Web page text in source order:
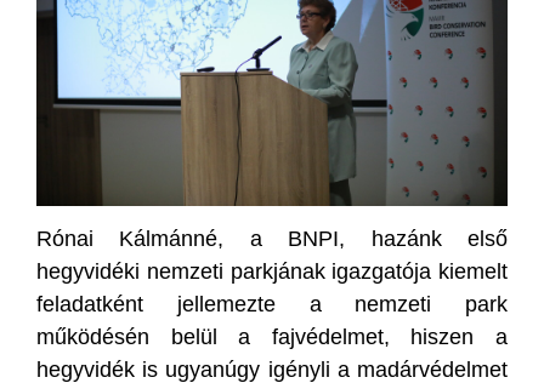
Rónai Kálmánné, a BNPI, hazánk első
hegyvidéki nemzeti parkjának igazgatója kiemelt
feladatként jellemezte a nemzeti park
működésén belül a fajvédelmet, hiszen a
hegyvidék is ugyanúgy igényli a madárvédelmet